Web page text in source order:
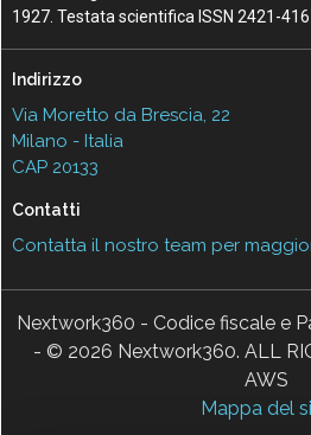
1927. Testata scientifica ISSN 2421-
Indirizzo
Via Moretto da Brescia, 22
Milano - Italia
CAP 20133
Contatti
Contatta il nostro team per
Nextwork360 - Codice fiscale e
- © 2026 Nextwork360. ALL
AWS
Mappa del